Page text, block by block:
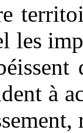
les
à